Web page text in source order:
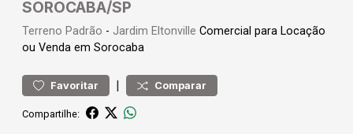
SOROCABA/SP
Terreno Padrão - Jardim Eltonville Comercial para Locação
ou Venda em Sorocaba
Favoritar | Comparar
Compartilhe: